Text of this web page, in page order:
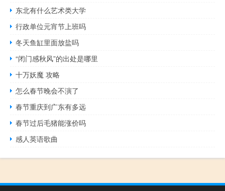
东北有什么艺术类大学
行政单位元宵节上班吗
冬天鱼缸里面放盐吗
“闭门感秋风”的出处是哪里
十万妖魔 攻略
怎么春节晚会不演了
春节重庆到广东有多远
春节过后毛猪能涨价吗
感人英语歌曲